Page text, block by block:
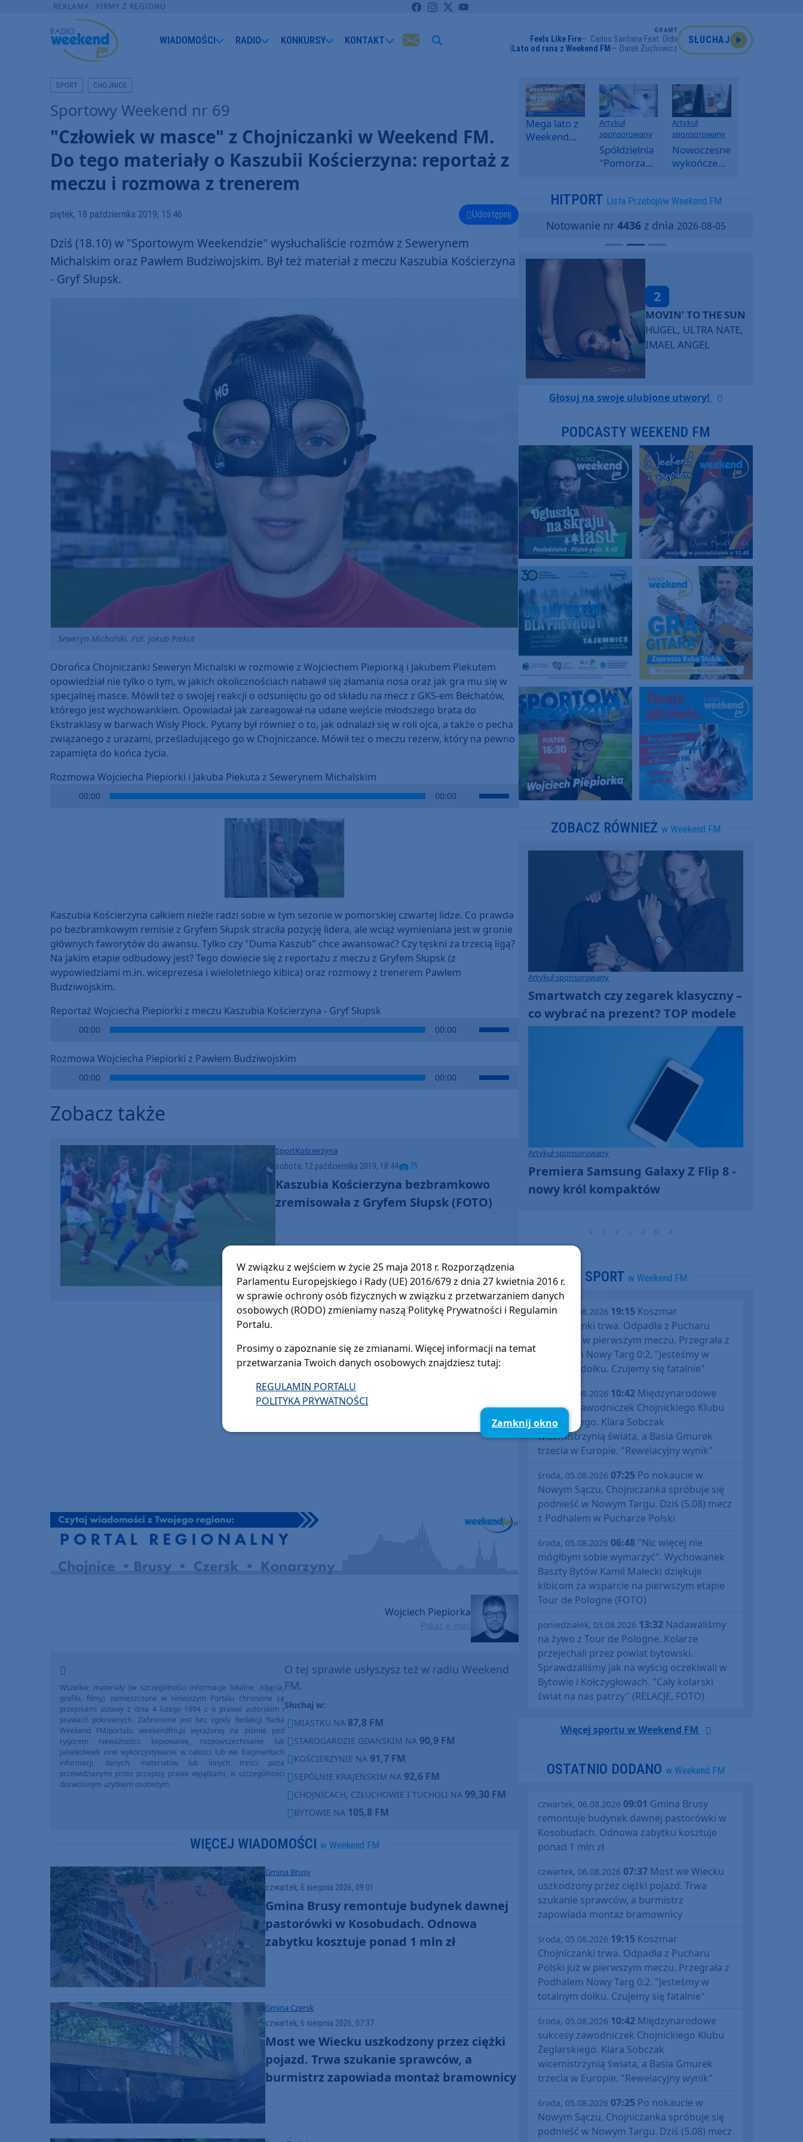
REKLAMA FIRMY Z REGIONU
WIADOMOŚCI RADIO KONKURSY KONTAKT
GRAMY
Feels Like Fire
Carlos Santana Feat. Dido
Lato od rana z Weekend FM
Darek Żuchowicz
SŁUCHAJ
SPORT CHOJNICE
Sportowy Weekend nr 69
"Człowiek w masce" z Chojniczanki w Weekend FM.
Do tego materiały o Kaszubii Kościerzyna: reportaż z
meczu i rozmowa z trenerem
piątek, 18 października 2019, 15:46 Udostępnij
Dziś (18.10) w "Sportowym Weekendzie" wysłuchaliście rozmów z Sewerynem
Michalskim oraz Pawłem Budziwojskim. Był też materiał z meczu Kaszubia Kościerzyna
- Gryf Słupsk.
Seweryn Michalski. Fot. Jakub Piekut
Obrońca Chojniczanki Seweryn Michalski w rozmowie z Wojciechem Piepiorką i Jakubem Piekutem
opowiedział nie tylko o tym, w jakich okolicznościach nabawił się złamania nosa oraz jak gra mu się w
specjalnej masce. Mówił też o swojej reakcji o odsunięciu go od składu na mecz z GKS-em Bełchatów,
którego jest wychowankiem. Opowiadał jak zareagował na udane wejście młodszego brata do
Ekstraklasy w barwach Wisły Płock. Pytany był również o to, jak odnalazł się w roli ojca, a także o pecha
związanego z urazami, prześladującego go w Chojniczance. Mówił też o meczu rezerw, który na pewno
zapamięta do końca życia.
Rozmowa Wojciecha Piepiorki i Jakuba Piekuta z Sewerynem Michalskim
00:00 00:00
Use
Kaszubia Kościerzyna całkiem nieźle radzi sobie w tym sezonie w pomorskiej czwartej lidze. Co prawda
po bezbramkowym remisie z Gryfem Słupsk straciła pozycję lidera, ale wciąż wymieniana jest w gronie
głównych faworytów do awansu. Tylko czy "Duma Kaszub" chce awansować? Czy tęskni za trzecią ligą?
Na jakim etapie odbudowy jest? Tego dowiecie się z reportażu z meczu z Gryfem Słupsk (z
wypowiedziami m.in. wiceprezesa i wieloletniego kibica) oraz rozmowy z trenerem Pawłem
Budziwojskim.
Reportaż Wojciecha Piepiorki z meczu Kaszubia Kościerzyna - Gryf Słupsk
00:00 00:00
Use
to
Rozmowa Wojciecha Piepiorki z Pawłem Budziwojskim
00:00 00:00
Use
volume.
Zobacz także
SportKościerzyna
sobota, 12 października 2019, 18:44 75
Kaszubia Kościerzyna bezbramkowo
zremisowała z Gryfem Słupsk (FOTO)
Wojciech Piepiorka
Pokaż e-mail
O tej sprawie usłyszysz też w radiu Weekend
FM.
Słuchaj w:
MIASTKU NA 87,8 FM
STAROGARDZIE GDAŃSKIM NA 90,9 FM
KOŚCIERZYNIE NA 91,7 FM
SĘPÓLNIE KRAJEŃSKIM NA 92,6 FM
CHOJNICACH, CZŁUCHOWIE I TUCHOLI NA 99,30 FM
BYTOWIE NA 105,8 FM
Wszelkie materiały (w szczególności informacje lokalne, zdjęcia,
grafiki, filmy) zamieszczone w niniejszym Portalu chronione są
przepisami ustawy z dnia 4 lutego 1994 r. o prawie autorskim i
prawach pokrewnych. Zabronione jest bez zgody Redakcji Radia
Weekend FM/portalu weekendfm.pl wyrażonej na piśmie pod
rygorem nieważności: kopiowanie, rozpowszechnianie lub
jakiekolwiek inne wykorzystywanie w całości lub we fragmentach
informacji, danych, materiałów lub innych treści poza
przewidzianymi przez przepisy prawa wyjątkami, w szczególności
dozwolonym użytkiem osobistym.
WIĘCEJ WIADOMOŚCI w Weekend FM
Gmina Brusy
czwartek, 6 sierpnia 2026, 09:01
Gmina Brusy remontuje budynek dawnej
pastorówki w Kosobudach. Odnowa
zabytku kosztuje ponad 1 mln zł
Gmina Czersk
czwartek, 6 sierpnia 2026, 07:37
Most we Wiecku uszkodzony przez ciężki
pojazd. Trwa szukanie sprawców, a
burmistrz zapowiada montaż bramownicy
Mega lato z
Weekend
Artykuł
sponsorowany
Spółdzielnia
"Pomorzanka"
informuje o
i ofertach
najmu
Artykuł
sponsorowany
Nowoczesne
wykończenia
SPC, WPC i
kamienny
HITPORT Lista Przebojów Weekend FM
Notowanie nr 4436z dnia 2026-08-05
2
MOVIN’ TO THE SUN
HUGEL, ULTRA NATE,
IMAEL ANGEL
Głosuj na swoje ulubione utwory!
PODCASTY WEEKEND FM
ZOBACZ RÓWNIEŻ w Weekend FM
Artykuł sponsorowany
Smartwatch czy zegarek klasyczny –
co wybrać na prezent? TOP modele
Artykuł sponsorowany
Premiera Samsung Galaxy Z Flip 8 -
nowy król kompaktów
SPORT w Weekend FM
środa, 05.08.2026 19:15 Koszmar
Chojniczanki trwa. Odpadła z Pucharu
Polski już w pierwszym meczu. Przegrała z
Podhalem Nowy Targ 0:2. "Jesteśmy w
totalnym dołku. Czujemy się fatalnie"
środa, 05.08.2026 10:42 Międzynarodowe
sukcesy zawodniczek Chojnickiego Klubu
Żeglarskiego. Klara Sobczak
wicemistrzynią świata, a Basia Gmurek
trzecia w Europie. "Rewelacyjny wynik"
środa, 05.08.2026 07:25 Po nokaucie w
Nowym Sączu, Chojniczanka spróbuje się
podnieść w Nowym Targu. Dziś (5.08) mecz
z Podhalem w Pucharze Polski
środa, 05.08.2026 06:48 "Nic więcej nie
mógłbym sobie wymarzyć". Wychowanek
Baszty Bytów Kamil Małecki dziękuje
kibicom za wsparcie na pierwszym etapie
Tour de Pologne (FOTO)
poniedziałek, 03.08.2026 13:32 Nadawaliśmy
na żywo z Tour de Pologne. Kolarze
przejechali przez powiat bytowski.
Sprawdzaliśmy jak na wyścig oczekiwali w
Bytowie i Kołczygłowach. "Cały kolarski
świat na nas patrzy" (RELACJE, FOTO)
Więcej sportu w Weekend FM
OSTATNIO DODANO w Weekend FM
czwartek, 06.08.2026 09:01 Gmina Brusy
remontuje budynek dawnej pastorówki w
Kosobudach. Odnowa zabytku kosztuje
ponad 1 mln zł
czwartek, 06.08.2026 07:37 Most we Wiecku
uszkodzony przez ciężki pojazd. Trwa
szukanie sprawców, a burmistrz
zapowiada montaż bramownicy
środa, 05.08.2026 19:15 Koszmar
Chojniczanki trwa. Odpadła z Pucharu
Polski już w pierwszym meczu. Przegrała z
Podhalem Nowy Targ 0:2. "Jesteśmy w
totalnym dołku. Czujemy się fatalnie"
środa, 05.08.2026 10:42 Międzynarodowe
sukcesy zawodniczek Chojnickiego Klubu
Żeglarskiego. Klara Sobczak
wicemistrzynią świata, a Basia Gmurek
trzecia w Europie. "Rewelacyjny wynik"
środa, 05.08.2026 07:25 Po nokaucie w
Nowym Sączu, Chojniczanka spróbuje się
podnieść w Nowym Targu. Dziś (5.08) mecz
W związku z wejściem w życie 25 maja 2018 r. Rozporządzenia
Parlamentu Europejskiego i Rady (UE) 2016/679 z dnia 27 kwietnia 2016 r.
w sprawie ochrony osób fizycznych w związku z przetwarzaniem danych
osobowych (RODO) zmieniamy naszą Politykę Prywatności i Regulamin
Portalu.
Prosimy o zapoznanie się ze zmianami. Więcej informacji na temat
przetwarzania Twoich danych osobowych znajdziesz tutaj:
REGULAMIN PORTALU
POLITYKA PRYWATNOŚCI
Zamknij okno